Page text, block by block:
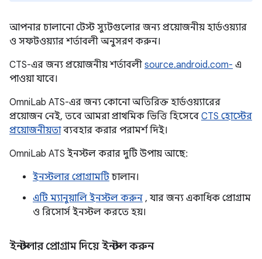
আপনার চালানো টেস্ট স্যুটগুলোর জন্য প্রয়োজনীয় হার্ডওয়্যার
ও সফটওয়্যার শর্তাবলী অনুসরণ করুন।
CTS-এর জন্য প্রয়োজনীয় শর্তাবলী source.android.com- এ
পাওয়া যাবে।
OmniLab ATS-এর জন্য কোনো অতিরিক্ত হার্ডওয়্যারের
প্রয়োজন নেই, তবে আমরা প্রাথমিক ভিত্তি হিসেবে CTS হোস্টের
প্রয়োজনীয়তাব্যবহার করার পরামর্শ দিই।
OmniLab ATS ইনস্টল করার দুটি উপায় আছে:
ইনস্টলার প্রোগ্রামটি চালান।
এটি ম্যানুয়ালি ইনস্টল করুন , যার জন্য একাধিক প্রোগ্রাম
ও রিসোর্স ইনস্টল করতে হয়।
ইনস্টলার প্রোগ্রাম দিয়ে ইনস্টল করুন